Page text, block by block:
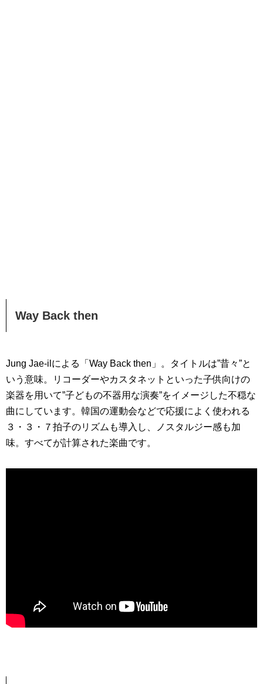
Way Back then
Jung Jae-ilによる「Way Back then」。タイトルは”昔々”と
いう意味。リコーダーやカスタネットといっ​​た子供向けの
楽器を用いて”子どもの不器用な演奏”をイメージした不穏な
曲にしています。韓国の運動会などで応援によく使われる
３・３・７拍子のリズムも導入し、ノスタルジー感も加
味。すべてが計算された楽曲です。